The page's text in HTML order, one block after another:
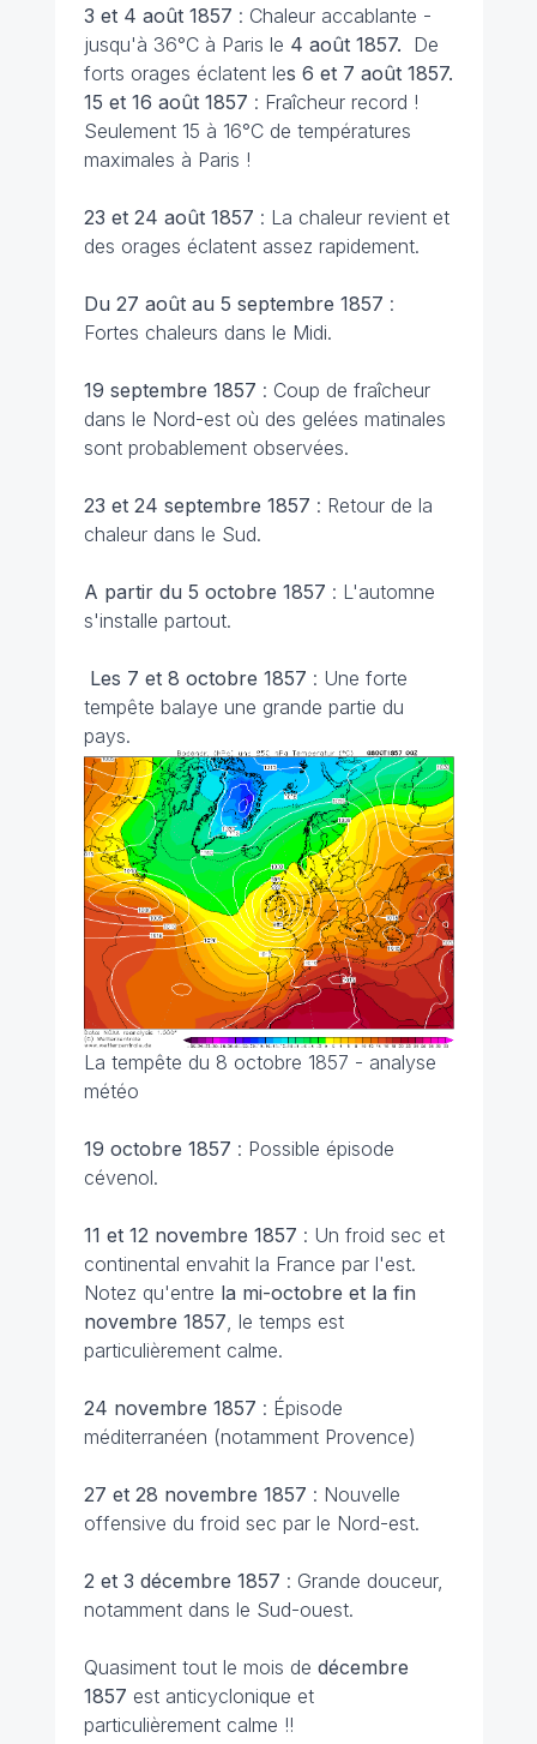
3 et 4 août 1857 : Chaleur accablante -
jusqu'à 36°C à Paris le 4 août 1857. De
forts orages éclatent les 6 et 7 août 1857.
15 et 16 août 1857 : Fraîcheur record !
Seulement 15 à 16°C de températures
maximales à Paris !
23 et 24 août 1857 : La chaleur revient et
des orages éclatent assez rapidement.
Du 27 août au 5 septembre 1857 :
Fortes chaleurs dans le Midi.
19 septembre 1857 : Coup de fraîcheur
dans le Nord-est où des gelées matinales
sont probablement observées.
23 et 24 septembre 1857 : Retour de la
chaleur dans le Sud.
A partir du 5 octobre 1857 : L'automne
s'installe partout.
Les 7 et 8 octobre 1857 : Une forte
tempête balaye une grande partie du
pays.
La tempête du 8 octobre 1857 - analyse
météo
19 octobre 1857 : Possible épisode
cévenol.
11 et 12 novembre 1857 : Un froid sec et
continental envahit la France par l'est.
Notez qu'entre la mi-octobre et la fin
novembre 1857, le temps est
particulièrement calme.
24 novembre 1857 : Épisode
méditerranéen (notamment Provence)
27 et 28 novembre 1857 : Nouvelle
offensive du froid sec par le Nord-est.
2 et 3 décembre 1857 : Grande douceur,
notamment dans le Sud-ouest.
Quasiment tout le mois de décembre
1857 est anticyclonique et
particulièrement calme !!